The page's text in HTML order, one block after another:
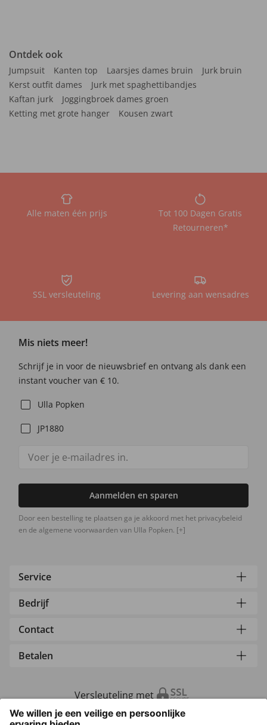
Ontdek ook
Jumpsuit Kanten top Laarsjes dames bruin
Jurk bruin
Kerst outfit dames
Jurk met spaghettibandjes
Kaftan jurk
Joggingbroek dames groen
Ketting met grote hanger
Kousen zwart
Alle maten één prijs
Tot 100 Dagen Gratis
Retourneren*
SSL versleuteling Levering aan wensadres
Mis niets meer!
Schrijf je in voor de nieuwsbrief en ontvang als dank een
instant voucher van € 10.
Ulla Popken
JP1880
Aanmelden en sparen
Door een bestelling te plaatsen ga je akkoord met het privacybeleid
en de algemene voorwaarden van Ulla Popken. [+]
Service
Bedrijf
Contact
Betalen
Versleuteling met